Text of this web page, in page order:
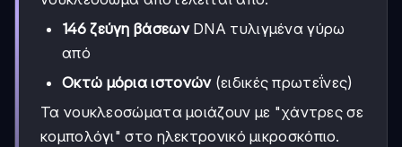
146 ζεύγη βάσεωνDNA τυλιγμένα γύρω
από
Οκτώ μόρια ιστονών(ειδικές πρωτεΐνες)
Τα νουκλεοσώματα μοιάζουν με "χάντρες σε
κομπολόγι" στο ηλεκτρονικό μικροσκόπιο.